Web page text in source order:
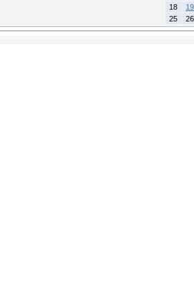
18
19
25
26